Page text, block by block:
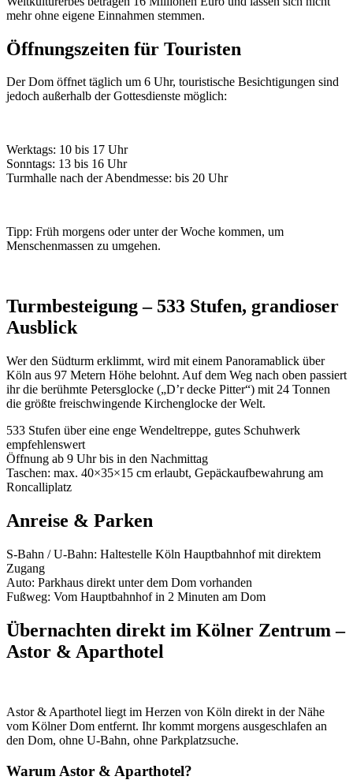
mehr ohne eigene Einnahmen stemmen.
Öffnungszeiten für Touristen
Der Dom öffnet täglich um 6 Uhr, touristische Besichtigungen sind
jedoch außerhalb der Gottesdienste möglich:
Werktags: 10 bis 17 Uhr
Sonntags: 13 bis 16 Uhr
Turmhalle nach der Abendmesse: bis 20 Uhr
Tipp: Früh morgens oder unter der Woche kommen, um
Menschenmassen zu umgehen.
Turmbesteigung – 533 Stufen, grandioser
Ausblick
Wer den Südturm erklimmt, wird mit einem Panoramablick über
Köln aus 97 Metern Höhe belohnt. Auf dem Weg nach oben passiert
ihr die berühmte Petersglocke („D’r decke Pitter“) mit 24 Tonnen
die größte freischwingende Kirchenglocke der Welt.
533 Stufen über eine enge Wendeltreppe, gutes Schuhwerk
empfehlenswert
Öffnung ab 9 Uhr bis in den Nachmittag
Taschen: max. 40×35×15 cm erlaubt, Gepäckaufbewahrung am
Roncalliplatz
Anreise & Parken
S-Bahn / U-Bahn: Haltestelle Köln Hauptbahnhof mit direktem
Zugang
Auto: Parkhaus direkt unter dem Dom vorhanden
Fußweg: Vom Hauptbahnhof in 2 Minuten am Dom
Übernachten direkt im Kölner Zentrum –
Astor & Aparthotel
Astor & Aparthotel liegt im Herzen von Köln direkt in der Nähe
vom Kölner Dom entfernt. Ihr kommt morgens ausgeschlafen an
den Dom, ohne U-Bahn, ohne Parkplatzsuche.
Warum Astor & Aparthotel?